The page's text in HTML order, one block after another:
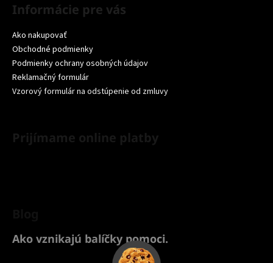
Informácie pre vás
Ako nakupovať
Obchodné podmienky
Podmienky ochrany osobných údajov
Reklamačný formulár
Vzorový formulár na odstúpenie od zmluvy
Prijímame online platby
Ako vznikajú balíčky pomoci.